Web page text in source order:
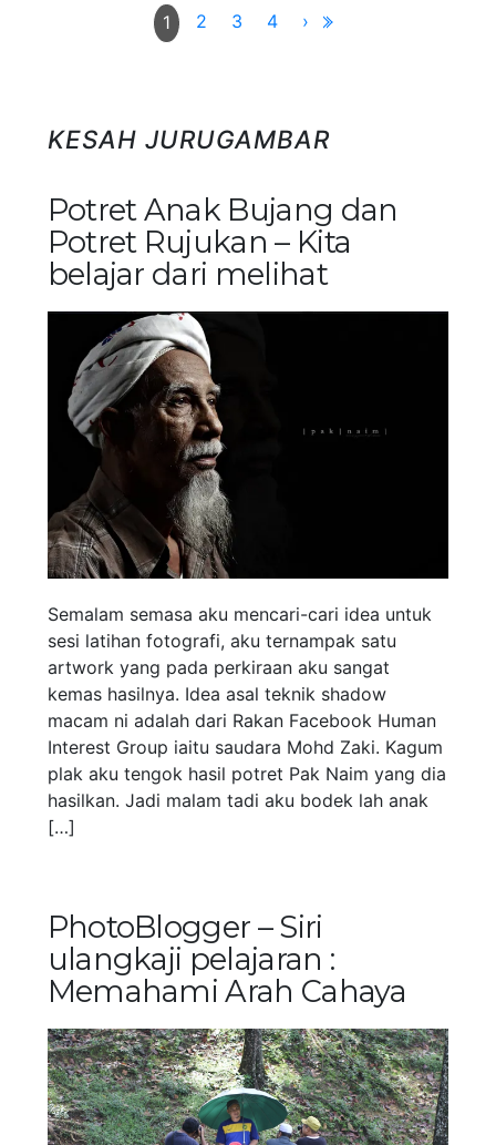
1 2 3 4 ›
KESAH JURUGAMBAR
Potret Anak Bujang dan
Potret Rujukan – Kita
belajar dari melihat
Semalam semasa aku mencari-cari idea untuk
sesi latihan fotografi, aku ternampak satu
artwork yang pada perkiraan aku sangat
kemas hasilnya. Idea asal teknik shadow
macam ni adalah dari Rakan Facebook Human
Interest Group iaitu saudara Mohd Zaki. Kagum
plak aku tengok hasil potret Pak Naim yang dia
hasilkan. Jadi malam tadi aku bodek lah anak
[…]
PhotoBlogger – Siri
ulangkaji pelajaran :
Memahami Arah Cahaya